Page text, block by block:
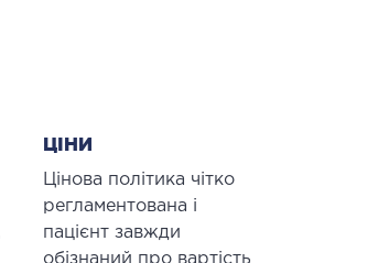
ЦІНИ
Цінова політика чітко
регламентована і
пацієнт завжди
обізнаний про вартість